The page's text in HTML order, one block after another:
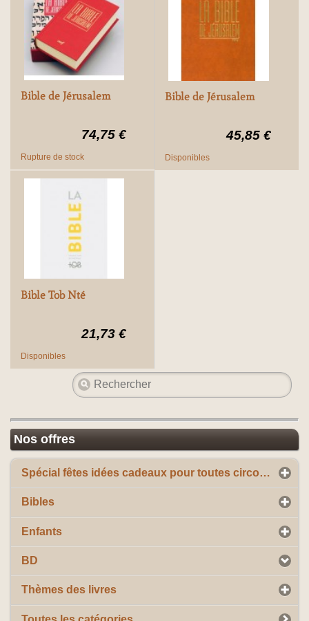
Bible de Jérusalem
74,75 €
Rupture de stock
Bible de Jérusalem
45,85 €
Disponibles
Bible Tob Nté
21,73 €
Disponibles
Nos offres
Spécial fêtes idées cadeaux pour toutes circonstances
Bibles
Enfants
BD
Thèmes des livres